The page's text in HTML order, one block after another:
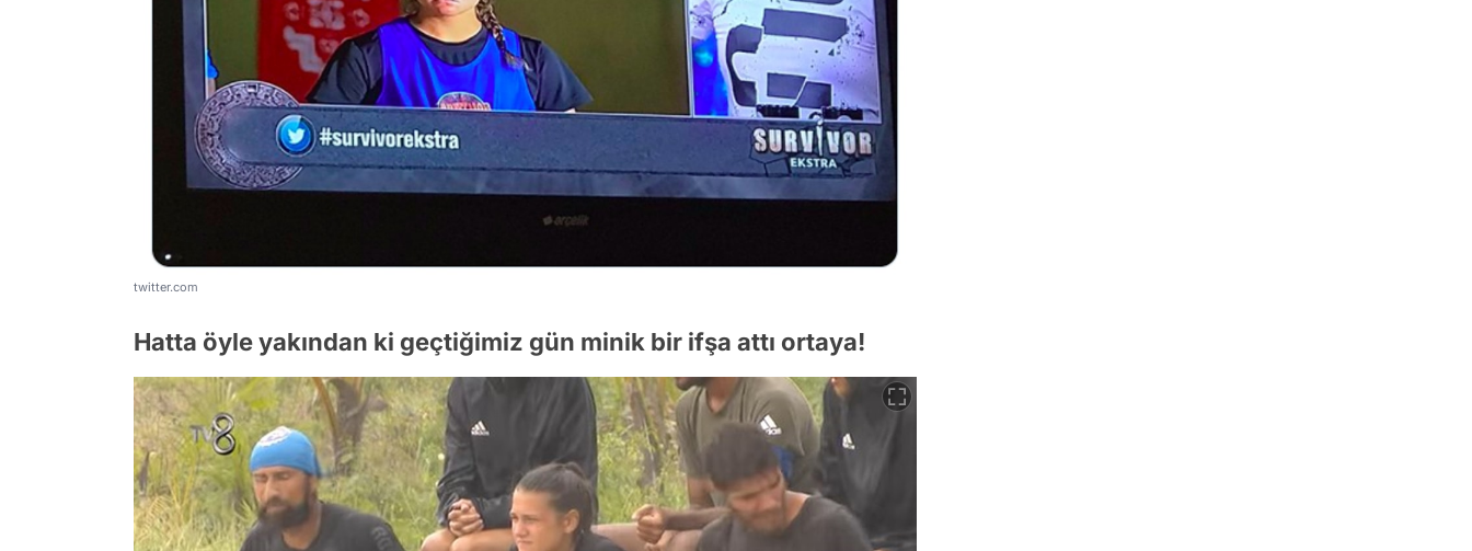
twitter.com
Hatta öyle yakından ki geçtiğimiz gün minik bir ifşa attı ortaya!